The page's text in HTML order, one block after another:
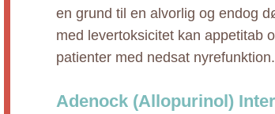
en grund til en alvorlig og endog
med levertoksicitet kan appetitab
patienter med nedsat nyrefunktion.
Adenock (Allopurinol)